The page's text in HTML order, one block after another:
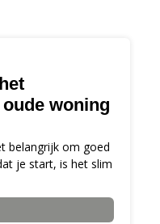
woning
belangrijk om goed
je start, is het slim